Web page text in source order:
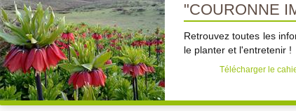
"COURONNE
Retrouvez toutes les
le planter et l'entretenir !
Télécharger le